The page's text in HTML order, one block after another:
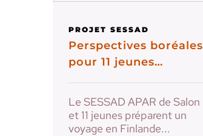
PROJET SESSAD
Perspectives boréales
pour 11 jeunes…
Le SESSAD APAR de Salon
et 11 jeunes préparent un
voyage en Finlande...